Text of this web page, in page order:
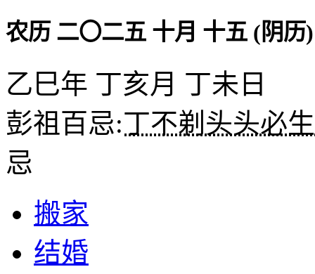
农历 二〇二五 十月 十五 (阴历)
乙巳年 丁亥月 丁未日
彭祖百忌:丁不剃头头必
忌
搬家
结婚